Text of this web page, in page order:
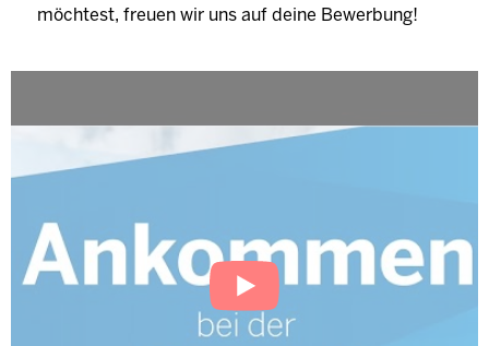
möchtest, freuen wir uns auf deine Bewerbung!